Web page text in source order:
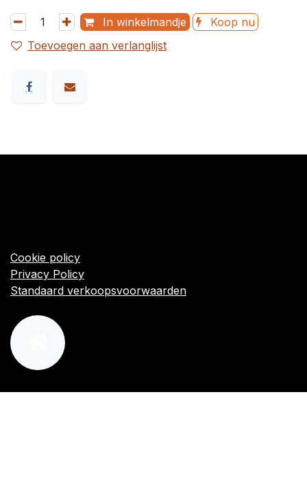
In winkelmandje
Koop nu
Toevoegen aan verlanglijst
Cookie policy
Privacy Policy
Standaard verkoopsvoorwaarden